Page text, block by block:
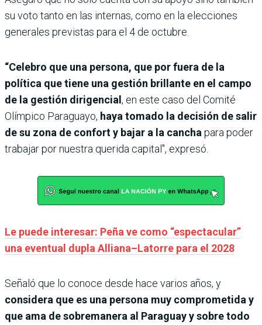
su voto tanto en las internas, como en la elecciones
generales previstas para el 4 de octubre.
“Celebro que una persona, que por fuera de la
política que tiene una gestión brillante en el campo
de la gestión dirigencial, en este caso del Comité
Olímpico Paraguayo, haya tomado la decisión de salir
de su zona de confort y bajar a la cancha para poder
trabajar por nuestra querida capital", expresó.
Le puede interesar: Peña ve como “espectacular”
una eventual dupla Alliana–Latorre para el 2028
Señaló que lo conoce desde hace varios años, y
considera que es una persona muy comprometida y
que ama de sobremanera al Paraguay y sobre todo